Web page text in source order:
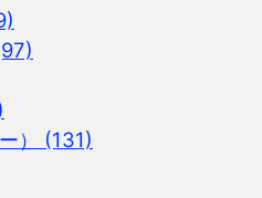
） (131)